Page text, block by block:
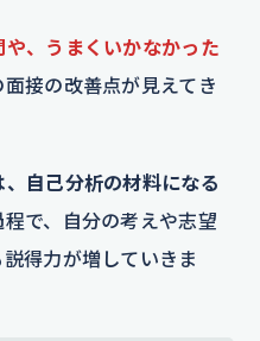
、うまくいかなかった
面接の改善点が見えてき
自己分析の材料になる
で、自分の考えや志望
得力が増していきま